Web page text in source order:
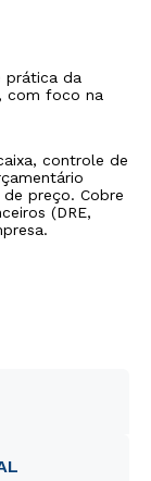
prática da
com foco na
controle de
preço. Cobre
(DRE,